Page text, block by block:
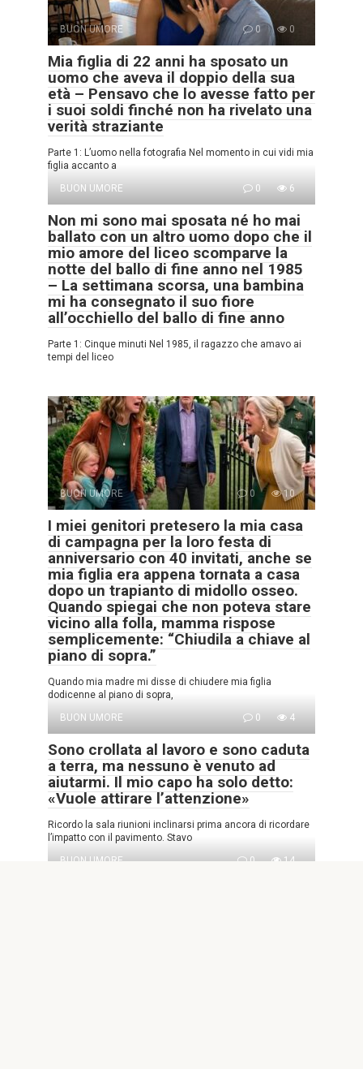
BUON UMORE 0 0
Mia figlia di 22 anni ha sposato un
uomo che aveva il doppio della sua
età – Pensavo che lo avesse fatto per
i suoi soldi finché non ha rivelato una
verità straziante
Parte 1: L’uomo nella fotografia Nel momento in cui vidi mia
figlia accanto a
BUON UMORE
0 6
Non mi sono mai sposata né ho mai
ballato con un altro uomo dopo che il
mio amore del liceo scomparve la
notte del ballo di fine anno nel 1985
– La settimana scorsa, una bambina
mi ha consegnato il suo fiore
all’occhiello del ballo di fine anno
Parte 1: Cinque minuti Nel 1985, il ragazzo che amavo ai
tempi del liceo
BUON UMORE 0 10
I miei genitori pretesero la mia casa
di campagna per la loro festa di
anniversario con 40 invitati, anche se
mia figlia era appena tornata a casa
dopo un trapianto di midollo osseo.
Quando spiegai che non poteva stare
vicino alla folla, mamma rispose
semplicemente: “Chiudila a chiave al
piano di sopra.”
Quando mia madre mi disse di chiudere mia figlia
dodicenne al piano di sopra,
BUON UMORE
0 4
Sono crollata al lavoro e sono caduta
a terra, ma nessuno è venuto ad
aiutarmi. Il mio capo ha solo detto:
«Vuole attirare l’attenzione»
Ricordo la sala riunioni inclinarsi prima ancora di ricordare
l’impatto con il pavimento. Stavo
BUON UMORE
0 14